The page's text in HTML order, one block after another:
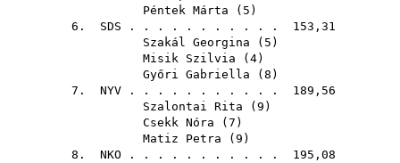
Péntek Márta ( 5 )
6. SDS . . . . . . . . . . . 153,31
Szakál Georgina ( 5 )
Misik Szilvia ( 4)
Győri Gabriella ( 8 )
7. NYV . . . . . . . . . . . 189,56
Szalontai Rita ( 9 )
Csekk Nóra ( 7 )
Matiz Petra ( 9 )
8. NKO . . . . . . . . . . . 195,08